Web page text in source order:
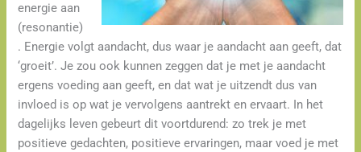
energie aan
(resonantie)
. Energie volgt aandacht, dus waar je aandacht aan geeft, dat
‘groeit’. Je zou ook kunnen zeggen dat je met je aandacht
ergens voeding aan geeft, en dat wat je uitzendt dus van
invloed is op wat je vervolgens aantrekt en ervaart. In het
dagelijks leven gebeurt dit voortdurend: zo trek je met
positieve gedachten, positieve ervaringen, maar voed je met